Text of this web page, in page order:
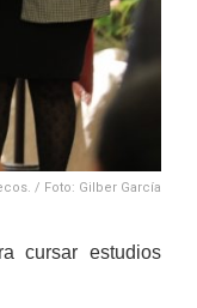
/ Foto: Gilber García
cursar estudios